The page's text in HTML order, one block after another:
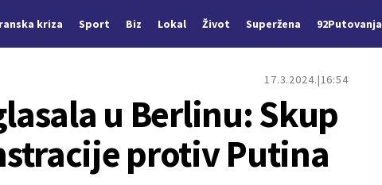
kriza Sport Biz Lokal Život Superžena 92Putovanja
17.3.2024. 16:54
u Berlinu: Skup
protiv Putina